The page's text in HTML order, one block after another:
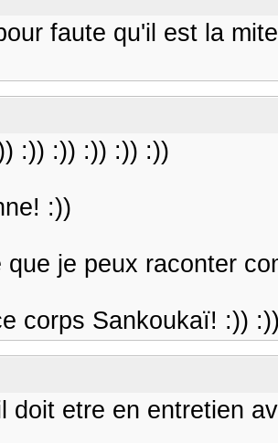
faute qu'il est la
:)) :)) :)) :)) :))
:))
que je peux raconter
corps Sankoukaï! :))
doit etre en entretien